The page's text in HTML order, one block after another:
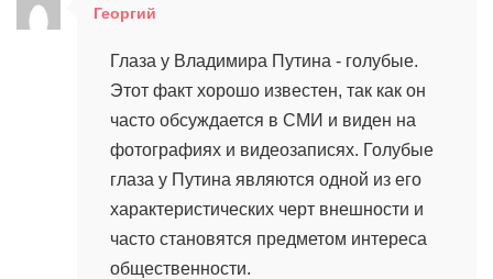
Георгий
Глаза у Владимира Путина - голубые.
Этот факт хорошо известен, так как он
часто обсуждается в СМИ и виден на
фотографиях и видеозаписях. Голубые
глаза у Путина являются одной из его
характеристических черт внешности и
часто становятся предметом интереса
общественности.